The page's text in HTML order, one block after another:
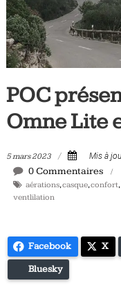
Tous
les
jours,
votre
vélo
et
triathlon
POC
Omne Lite
5 mars 2023 Mis à
0 Commentaires
aérations,casque,confort,
ventlilation
Facebook X
Bluesky